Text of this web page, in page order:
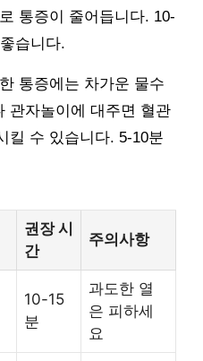
통증이 줄어듭니다. 10-
습니다.
통증에는 차가운 물수
관자놀이에 대주면 혈관
킬 수 있습니다. 5-10분
권장 시
간
주의사항
10-15
분
과도한 열
은 피하세
요